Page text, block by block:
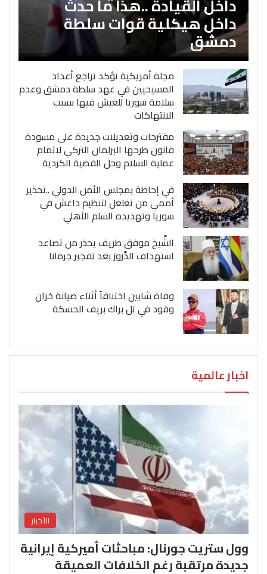
داخل هيكلية قوات سلطة
دمشق
مجلة أمريكية تؤكد تراجع أعداد
المسيحيين في عهد سلطة دمشق وعدم
سلامة سوريا للعيش فيها بسبب
الانتهاكات
مقترحات وتعديلات جديدة على مسودة
قانون طرحها البرلمان التركي لاتمام
عملية السلام وحل القضية الكردية
في إحاطة بمجلس الأمن الدولي ..تحذير
أممي من تغلغل لتنظيم داعش في
سوريا وتهديده السلم الأهلي
الشَّيخ موفق طريف يحذر من تصاعد
استهداف الدَّروز بعد تفجير جرمانا
وفاة شابين اختناقاً أثناء صيانة خزان
وقود في تل براك بريف الحسكة
اخبار عالمية
الأخبار
وول ستريت جورنال: مباحثات أميركية إيرانية
جديدة مرتقبة رغم الخلافات العميقة